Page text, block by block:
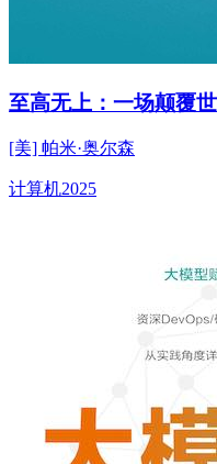
至高无上：一场颠覆
[美] 帕米·奥尔森
计算机2025